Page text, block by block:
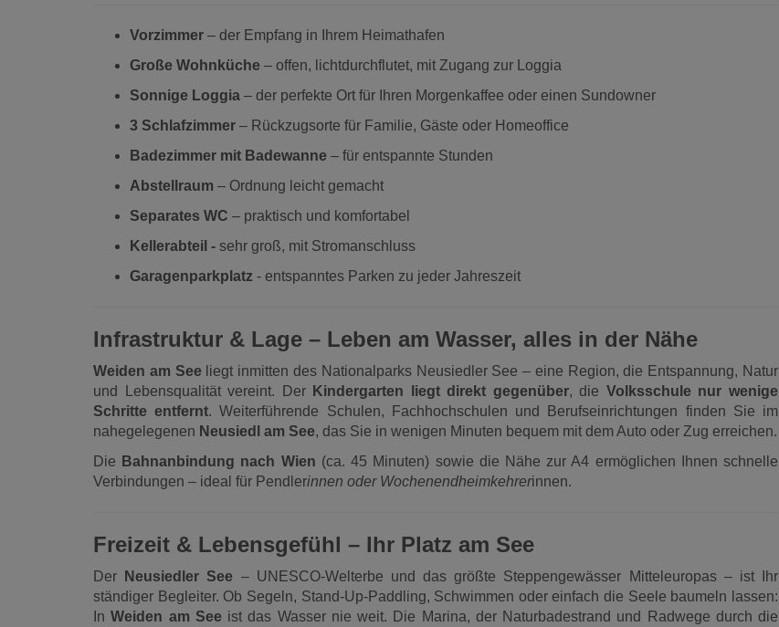
Vorzimmer – der Empfang in Ihrem Heimathafen
Große Wohnküche – offen, lichtdurchflutet, mit Zugang zur Loggia
Sonnige Loggia – der perfekte Ort für Ihren Morgenkaffee oder einen Sundowner
3 Schlafzimmer – Rückzugsorte für Familie, Gäste oder Homeoffice
Badezimmer mit Badewanne – für entspannte Stunden
Abstellraum – Ordnung leicht gemacht
Separates WC – praktisch und komfortabel
Kellerabteil - sehr groß, mit Stromanschluss
Garagenparkplatz - entspanntes Parken zu jeder Jahreszeit
Infrastruktur & Lage – Leben am Wasser, alles in der Nähe
Weiden am Seeliegt inmitten des Nationalparks Neusiedler See – eine Region, die Entspannung, Natur
und Lebensqualität vereint. Der Kindergarten liegt direkt gegenüber, die Volksschule nur wenige
Schritte entfernt. Weiterführende Schulen, Fachhochschulen und Berufseinrichtungen finden Sie im
nahegelegenen Neusiedl am See, das Sie in wenigen Minuten bequem mit dem Auto oder Zug erreichen.
Die Bahnanbindung nach Wien (ca. 45 Minuten) sowie die Nähe zur A4 ermöglichen Ihnen schnelle
Verbindungen – ideal für Pendlerinnen oder Wochenendheimkehrerinnen.
Freizeit & Lebensgefühl – Ihr Platz am See
Der Neusiedler See – UNESCO-Welterbe und das größte Steppengewässer Mitteleuropas – ist Ihr
ständiger Begleiter. Ob Segeln, Stand-Up-Paddling, Schwimmen oder einfach die Seele baumeln lassen:
InWeiden am Seeist das Wasser nie weit. Die Marina, der Naturbadestrand und Radwege durch die